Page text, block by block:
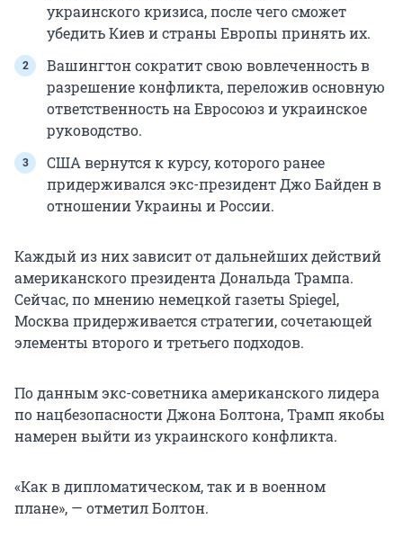
украинского кризиса, после чего сможет
убедить Киев и страны Европы принять их.
Вашингтон сократит свою вовлеченность в
разрешение конфликта, переложив основную
ответственность на Евросоюз и украинское
руководство.
США вернутся к курсу, которого ранее
придерживался экс-президент Джо Байден в
отношении Украины и России.
Каждый из них зависит от дальнейших действий
американского президента Дональда Трампа.
Сейчас, по мнению немецкой газеты Spiegel,
Москва придерживается стратегии, сочетающей
элементы второго и третьего подходов.
По данным экс-советника американского лидера
по нацбезопасности Джона Болтона, Трамп якобы
намерен выйти из украинского конфликта.
«Как в дипломатическом, так и в военном
плане», — отметил Болтон.